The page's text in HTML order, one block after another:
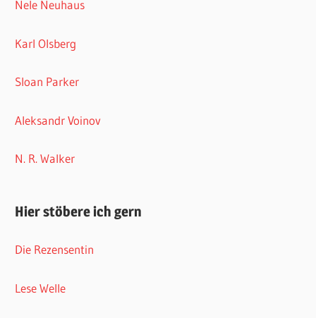
Nele Neuhaus
Karl Olsberg
Sloan Parker
Aleksandr Voinov
N. R. Walker
Hier stöbere ich gern
Die Rezensentin
Lese Welle